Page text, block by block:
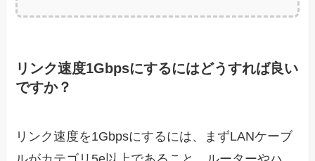
リンク速度1Gbpsにするにはどうすれば良い
ですか？
リンク速度を1Gbpsにするには、まずLANケーブ